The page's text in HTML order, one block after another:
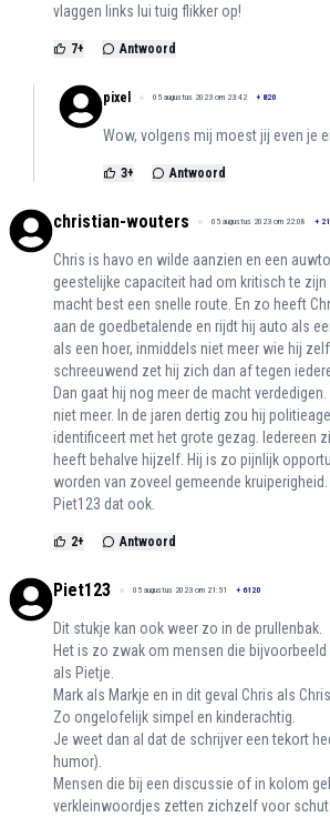
vlaggen links lui tuig flikker op!
7+ Antwoord
pixel 05 augustus 2023 om 23:42 + 820
Wow, volgens mij moest jij even je
3+ Antwoord
christian-wouters 05 augustus 2023 om 22:08 +
Chris is havo en wilde aanzien en een
geestelijke capaciteit had om kritisch te zijn
macht best een snelle route. En zo heeft
aan de goedbetalende en rijdt hij auto als
als een hoer, inmiddels niet meer wie hij
schreeuwend zet hij zich dan af tegen
Dan gaat hij nog meer de macht
niet meer. In de jaren dertig zou hij
identificeert met het grote gezag. Iedereen
heeft behalve hijzelf. Hij is zo pijnlijk
worden van zoveel gemeende kruiperigheid.
Piet123 dat ook.
2+ Antwoord
Piet123 05 augustus 2023 om 21:51 + 6120
Dit stukje kan ook weer zo in de prullenbak.
Het is zo zwak om mensen die
als Pietje.
Mark als Markje en in dit geval Chris als
Zo ongelofelijk simpel en kinderachtig.
Je weet dan al dat de schrijver een tekort
humor).
Mensen die bij een discussie of in kolom
verkleinwoordjes zetten zichzelf voor schut.